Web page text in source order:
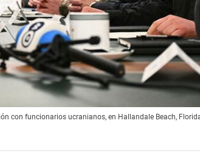
con funcionarios ucranianos, en Hallandale Beach,